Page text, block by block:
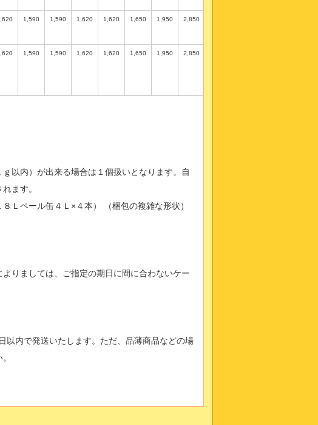
1,590 1,590 1,620 1,620 1,650 1,950 2,850
1,590 1,590 1,620 1,620 1,650 1,950 2,850
以内）が出来る場合は１個扱いとなります。自
ます。
Ｌペール缶４Ｌ×４本） （梱包の複雑な形状）
りましては、ご指定の期日に間に合わないケー
以内で発送いたします。ただ、品薄商品などの場